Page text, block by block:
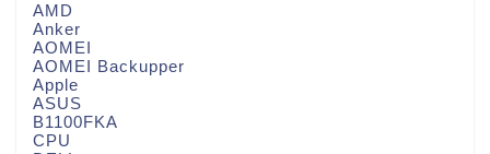
AMD
Anker
AOMEI
AOMEI Backupper
Apple
ASUS
B1100FKA
CPU